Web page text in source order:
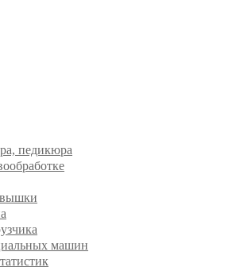
педикюра
машин